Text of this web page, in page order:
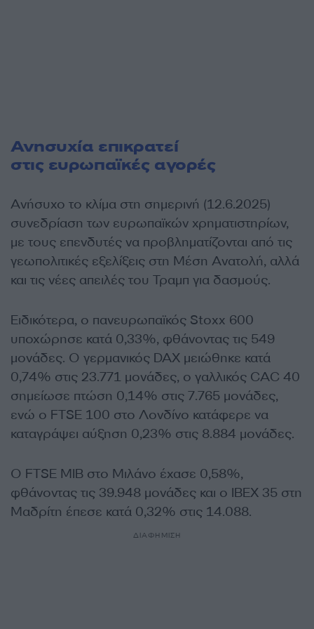
Ανησυχία επικρατεί
στις ευρωπαϊκές αγορές
Ανήσυχο το κλίμα στη σημερινή (12.6.2025)
συνεδρίαση των ευρωπαϊκών χρηματιστηρίων,
με τους επενδυτές να προβληματίζονται από τις
γεωπολιτικές εξελίξεις στη Μέση Ανατολή, αλλά
και τις νέες απειλές του Τραμπ για δασμούς.
Ειδικότερα, ο πανευρωπαϊκός Stoxx 600
υποχώρησε κατά 0,33%, φθάνοντας τις 549
μονάδες. Ο γερμανικός DAX μειώθηκε κατά
0,74% στις 23.771 μονάδες, ο γαλλικός CAC 40
σημείωσε πτώση 0,14% στις 7.765 μονάδες,
ενώ ο FTSE 100 στο Λονδίνο κατάφερε να
καταγράψει αύξηση 0,23% στις 8.884 μονάδες.
Ο FTSE MIB στο Μιλάνο έχασε 0,58%,
φθάνοντας τις 39.948 μονάδες και ο IBEX 35 στη
Μαδρίτη έπεσε κατά 0,32% στις 14.088.
ΔΙΑΦΗΜΙΣΗ